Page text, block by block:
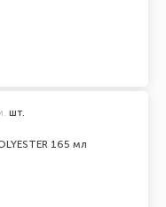
165 мл
шт.